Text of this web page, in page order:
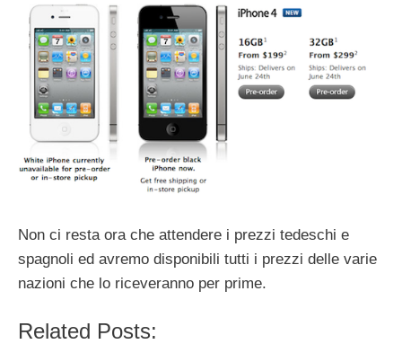
Non ci resta ora che attendere i prezzi tedeschi e
spagnoli ed avremo disponibili tutti i prezzi delle varie
nazioni che lo riceveranno per prime.
Related Posts: